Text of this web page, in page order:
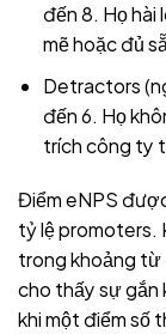
đến 8. Họ hài
mẽ hoặc đủ
Detractors
đến 6. Họ
trích công ty
Điểm eNPS
tỷ lệ promoters.
trong khoảng từ
cho thấy sự gắn
khi một điểm số